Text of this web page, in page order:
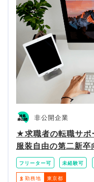
非公開企業
★求職者の転職サ
服装自由の第二新
フリーター可 未経験可
勤務地 東京都